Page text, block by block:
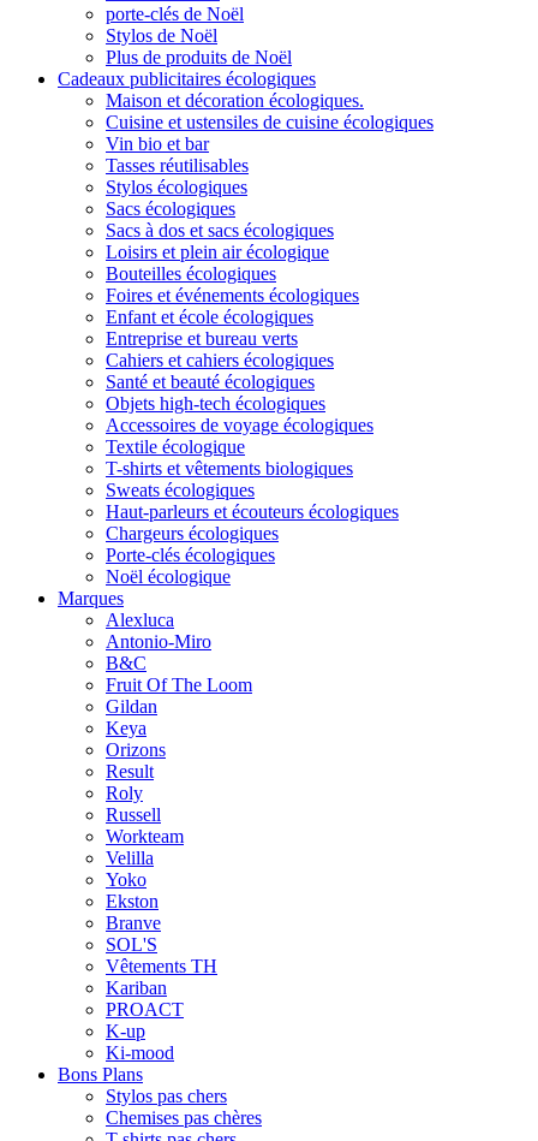
porte-clés de Noël
Stylos de Noël
Plus de produits de Noël
Cadeaux publicitaires écologiques
Maison et décoration écologiques.
Cuisine et ustensiles de cuisine écologiques
Vin bio et bar
Tasses réutilisables
Stylos écologiques
Sacs écologiques
Sacs à dos et sacs écologiques
Loisirs et plein air écologique
Bouteilles écologiques
Foires et événements écologiques
Enfant et école écologiques
Entreprise et bureau verts
Cahiers et cahiers écologiques
Santé et beauté écologiques
Objets high-tech écologiques
Accessoires de voyage écologiques
Textile écologique
T-shirts et vêtements biologiques
Sweats écologiques
Haut-parleurs et écouteurs écologiques
Chargeurs écologiques
Porte-clés écologiques
Noël écologique
Marques
Alexluca
Antonio-Miro
B&C
Fruit Of The Loom
Gildan
Keya
Orizons
Result
Roly
Russell
Workteam
Velilla
Yoko
Ekston
Branve
SOL'S
Vêtements TH
Kariban
PROACT
K-up
Ki-mood
Bons Plans
Stylos pas chers
Chemises pas chères